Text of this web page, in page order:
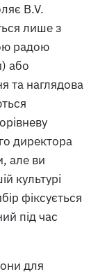
B.V.
лише з
радою
або
та наглядова
директора
але ви
культурі
фіксується
під час
для